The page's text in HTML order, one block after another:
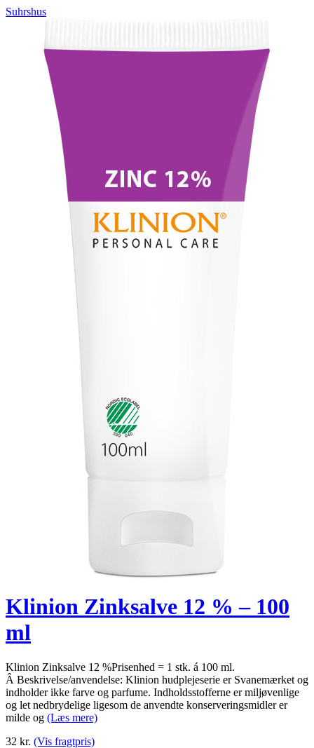
Suhrshus
Klinion Zinksalve 12 % – 100
ml
Klinion Zinksalve 12 %Prisenhed = 1 stk. á 100 ml.
Â Beskrivelse/anvendelse: Klinion hudplejeserie er Svanemærket og
indholder ikke farve og parfume. Indholdsstofferne er miljøvenlige
og let nedbrydelige ligesom de anvendte konserveringsmidler er
milde og (Læs mere)
32 kr. (Vis fragtpris)